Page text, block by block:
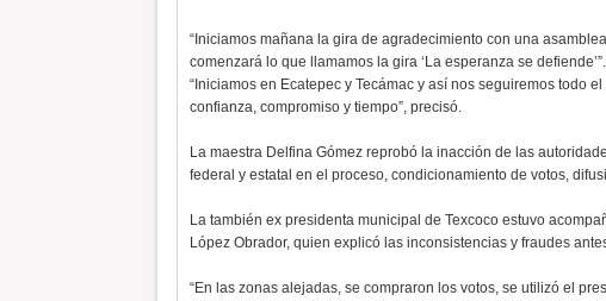
“Iniciamos mañana la gira de agradecimiento con una
comenzará lo que llamamos la gira ‘La esperanza se defiende’”.
“Iniciamos en Ecatepec y Tecámac y así nos seguiremos todo
confianza, compromiso y tiempo”, precisó.
La maestra Delfina Gómez reprobó la inacción de las
federal y estatal en el proceso, condicionamiento de votos,
La también ex presidenta municipal de Texcoco estuvo
López Obrador, quien explicó las inconsistencias y fraudes
“En las zonas alejadas, se compraron los votos, se utilizó el